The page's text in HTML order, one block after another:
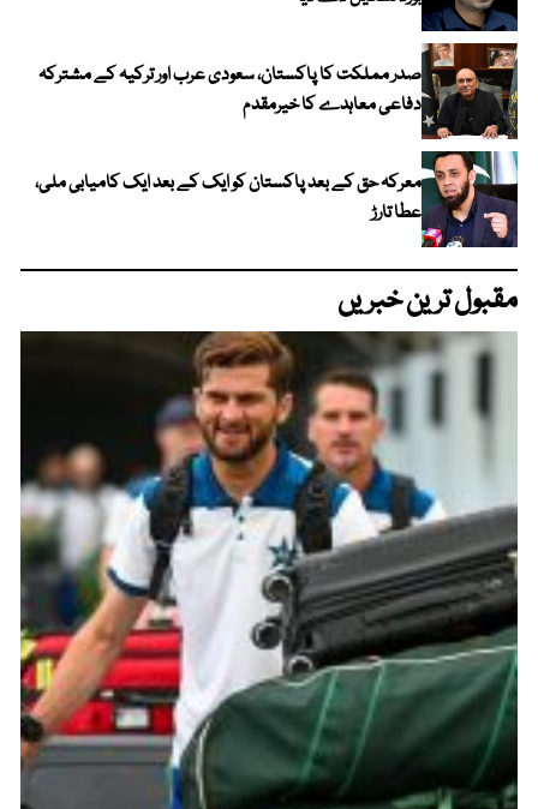
صدر مملکت کا پاکستان، سعودی عرب اور ترکیہ کے مشترکہ
دفاعی معاہدے کا خیرمقدم
معرکہ حق کے بعد پاکستان کو ایک کے بعد ایک کامیابی ملی،
عطا تارڑ
مقبول ترین خبریں